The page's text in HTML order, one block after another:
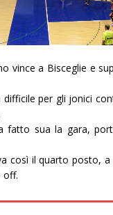
vince a Bisceglie e
per gli jonici
fatto sua la gara,
così il quarto posto,
off.